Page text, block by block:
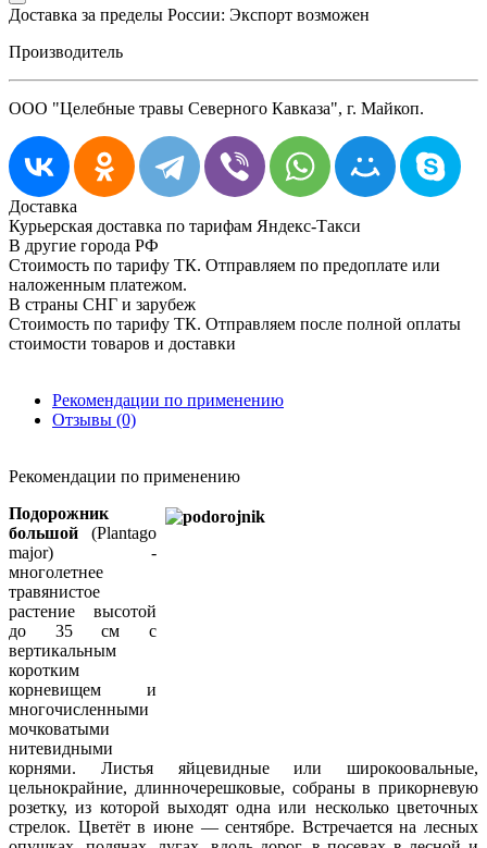
Доставка за пределы России: Экспорт возможен
Производитель
ООО "Целебные травы Северного Кавказа", г. Майкоп.
Доставка
Курьерская доставка по тарифам Яндекс-Такси
В другие города РФ
Стоимость по тарифу ТК. Отправляем по предоплате или
наложенным платежом.
В страны СНГ и зарубеж
Стоимость по тарифу ТК. Отправляем после полной оплаты
стоимости товаров и доставки
Рекомендации по применению
Отзывы (0)
Рекомендации по применению
Подорожник
большой (Plantago
major) -
многолетнее
травянистое
растение высотой
до 35 см с
вертикальным
коротким
корневищем и
многочисленными
мочковатыми
нитевидными
корнями. Листья яйцевидные или широкоовальные,
цельнокрайние, длинночерешковые, собраны в прикорневую
розетку, из которой выходят одна или несколько цветочных
стрелок. Цветёт в июне — сентябре. Встречается на лесных